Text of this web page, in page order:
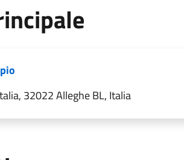
32022 Alleghe BL, Italia